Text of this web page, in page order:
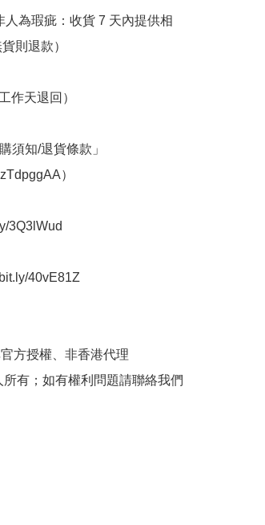
人為瑕疵：收貨 7 天內提供相
則退款）
作天退回）
須知/退貨條款」
）
3Q3lWud
40vE81Z
方授權、非香港代理
有；如有權利問題請聯絡我們